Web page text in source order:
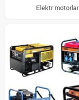
Elektr motorlar